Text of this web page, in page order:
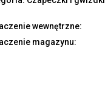
wewnętrzne:
magazynu: